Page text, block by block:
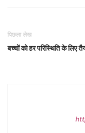
पिछला लेख
बच्चों को हर परिस्थिति के लिए